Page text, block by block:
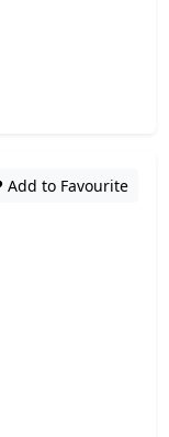
to Favourite